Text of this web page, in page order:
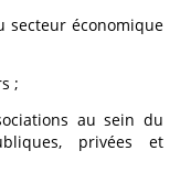
secteur économique
;
au sein du
privées et